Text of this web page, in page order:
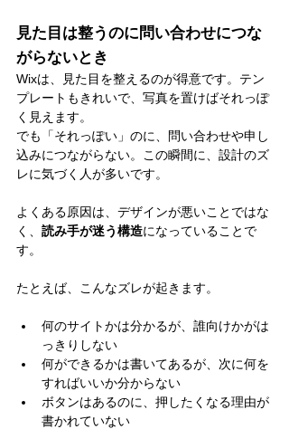
見た目は整うのに問い合わせにつな
がらないとき
Wixは、見た目を整えるのが得意です。テン
プレートもきれいで、写真を置けばそれっぽ
く見えます。
でも「それっぽい」のに、問い合わせや申し
込みにつながらない。この瞬間に、設計のズ
レに気づく人が多いです。
よくある原因は、デザインが悪いことではな
く、 読み手が迷う構造になっていることで
す。
たとえば、こんなズレが起きます。
何のサイトかは分かるが、誰向けかがは
っきりしない
何ができるかは書いてあるが、次に何を
すればいいか分からない
ボタンはあるのに、押したくなる理由が
書かれていない